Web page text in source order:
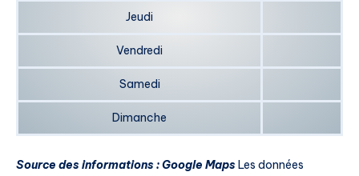
Jeudi
Vendredi
Samedi
Dimanche
Source des informations : Google MapsLes données